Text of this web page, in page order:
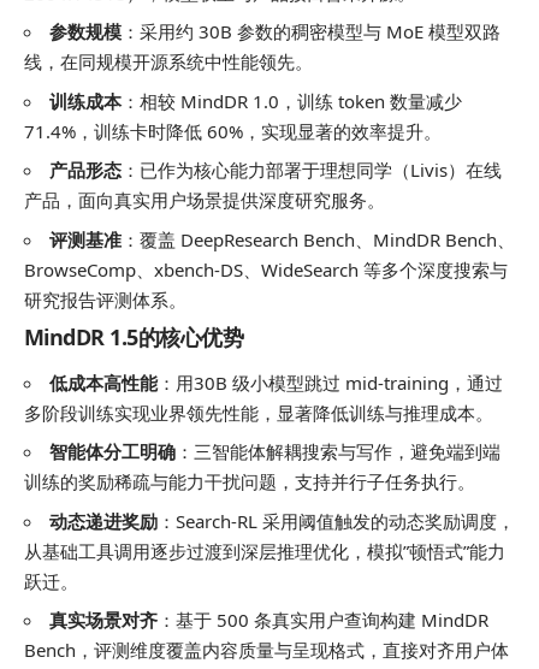
参数规模 ：采用约 30B 参数的稠密模型与 MoE 模型双路
线，在同规模开源系统中性能领先。
训练成本：相较 MindDR 1.0，训练 token 数量减少
71.4%，训练卡时降低 60%，实现显著的效率提升。
产品形态 ：已作为核心能力部署于理想同学（Livis）在线
产品，面向真实用户场景提供深度研究服务。
评测基准 ：覆盖 DeepResearch Bench、MindDR Bench、
BrowseComp、xbench-DS、WideSearch 等多个深度搜索与
研究报告评测体系。
MindDR 1.5的核心优势
低成本高性能：用30B 级小模型跳过 mid-training，通过
多阶段训练实现业界领先性能，显著降低训练与推理成本。
智能体分工明确 ：三智能体解耦搜索与写作，避免端到端
训练的奖励稀疏与能力干扰问题，支持并行子任务执行。
动态递进奖励 ：Search-RL 采用阈值触发的动态奖励调度，
从基础工具调用逐步过渡到深层推理优化，模拟”顿悟式”能力
跃迁。
真实场景对齐 ：基于 500 条真实用户查询构建 MindDR
Bench，评测维度覆盖内容质量与呈现格式，直接对齐用户体